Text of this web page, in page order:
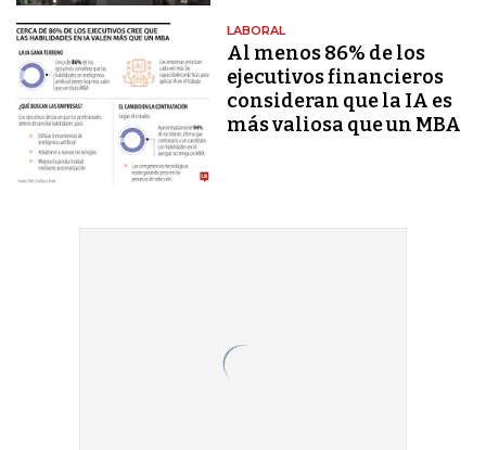
LABORAL
Al menos 86% de los
ejecutivos financieros
consideran que la IA es
más valiosa que un MBA